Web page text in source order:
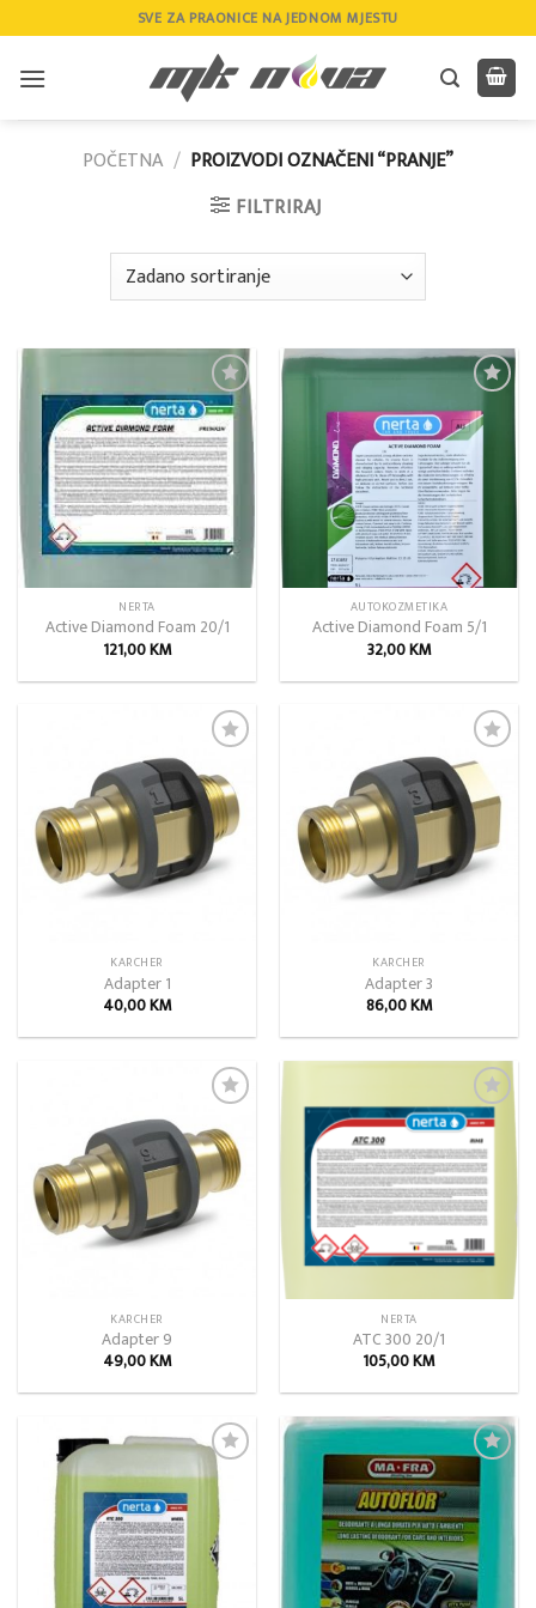
to
content
SVE ZA PRAONICE NA JEDNOM MJESTU
POČETNA / PROIZVODI OZNAČENI “PRANJE”
FILTRIRAJ
Add to
wishlist
NERTA
Active Diamond Foam 20/1
121,00KM
Add to
wishlist
AUTOKOZMETIKA
Active Diamond Foam 5/1
32,00KM
wishlist
KARCHER
Adapter 1
40,00KM
Add to
wishlist
KARCHER
Adapter 3
86,00KM
wishlist
KARCHER
Adapter 9
49,00KM
Add to
wishlist
NERTA
ATC 300 20/1
105,00KM
Add to
wishlist
Add to
wishlist